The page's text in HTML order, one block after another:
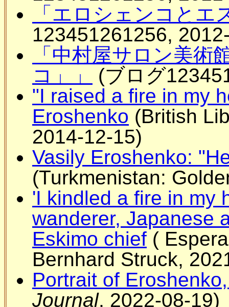
「エロシェンコとエ
123451261256,
「中村屋サロン美術
コ」」
(ブログ
"I raised a fire in my
Eroshenko (British
2014-12-15)
Vasily Eroshenko:
(Turkmenistan:
'I kindled a fire in my
wanderer, Japanese
Eskimo chief (
Bernhard Struck,
Portrait of
Journal, 2022-08-19)